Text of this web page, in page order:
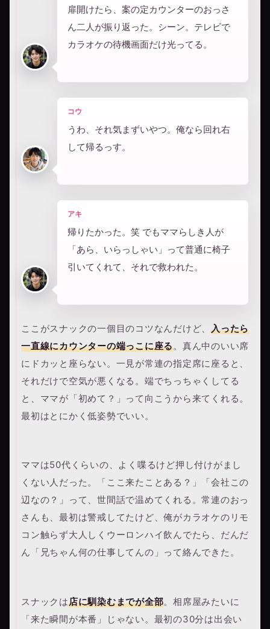
扉開けたら、案の定カウンターのおっさ
ん二人が振り返った。シーン。テレビで
カラオケの待機画面だけ光ってる。
コウ
うわ、それ気まずいやつ。俺なら回れ右
して帰るっす。
アキ
帰りたかった。笑 でもママらしき人が
「あら、いらっしゃい」って普通に椅子
引いてくれて、それで救われた。
ここがスナックの一個目のコツなんだけど、 入ったら
一直線にカウンターの端っこに座る。真ん中のいい席
にドカッと座らない。一見が常連の指定席に座ると、
それだけで空気が悪くなる。端でちっちゃくしてる
と、ママが「初めて？」って向こうから来てくれる。
最初はとにかく低姿勢でいい。
ママは50代くらいの、よく喋るけど押し付けがまし
くない人だった。「ここ来たことある？」「会社この
辺なの？」って、世間話で温めてくれる。常連のおっ
さんも、最初は警戒してたけど、俺がカラオケのリモ
コン触らず大人しくウーロンハイ飲んでたら、だんだ
ん「兄ちゃん何の仕事してんの」って絡んできた。
スナックは店に馴染むまでが全部。相席屋みたいに
「来た瞬間が本番」じゃない。最初の30分は出会い